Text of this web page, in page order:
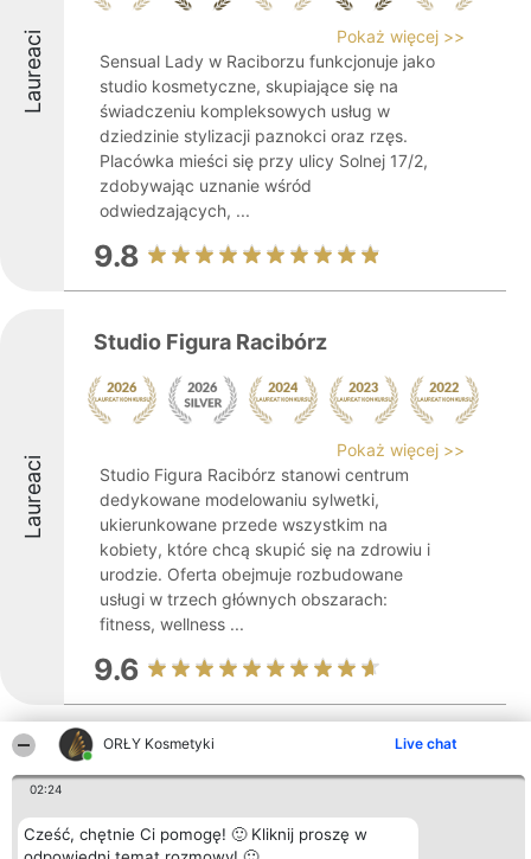
ORŁY Kosmetyki Live chat
02:24
Cześć, chętnie Ci pomogę! 🙂 Kliknij proszę w
Laureaci
Pokaż więcej >>
Sensual Lady w Raciborzu funkcjonuje jako
studio kosmetyczne, skupiające się na
świadczeniu kompleksowych usług w
dziedzinie stylizacji paznokci oraz rzęs.
Placówka mieści się przy ulicy Solnej 17/2,
zdobywając uznanie wśród
odwiedzających, ...
9.8
Laureaci
Studio Figura Racibórz
Pokaż więcej >>
Studio Figura Racibórz stanowi centrum
dedykowane modelowaniu sylwetki,
ukierunkowane przede wszystkim na
kobiety, które chcą skupić się na zdrowiu i
urodzie. Oferta obejmuje rozbudowane
usługi w trzech głównych obszarach:
fitness, wellness ...
9.6
Ravita Instytut Urody